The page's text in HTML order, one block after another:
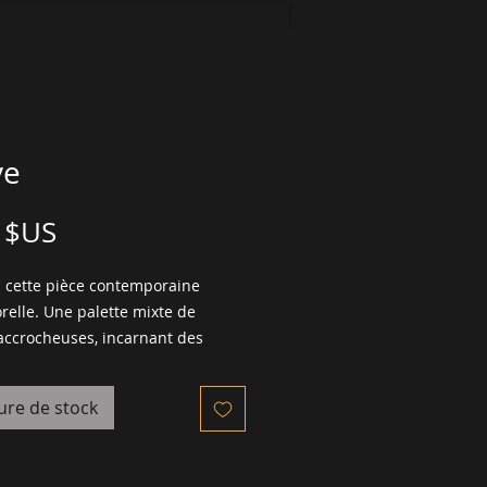
cette pièce contemporaine
Une palette mixte de
incarnant des
Encadré dans un élégant
bois noir.
de stock